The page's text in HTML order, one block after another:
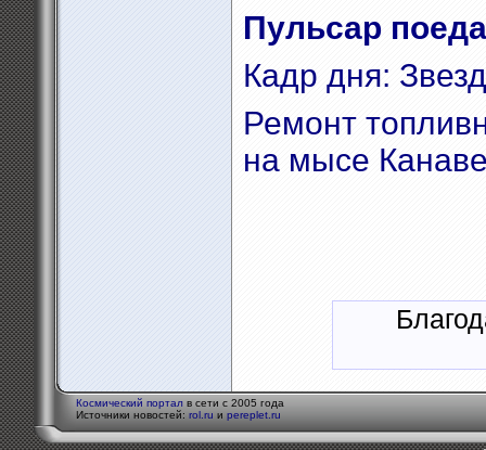
Пульсар
Кадр дня:
Ремонт
на мысе
Космический портал в сети с 2005 года
Источники новостей: rol.ru и pereplet.ru